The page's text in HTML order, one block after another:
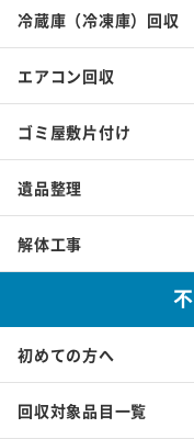
冷蔵庫（冷凍庫）回収
エアコン回収
ゴミ屋敷片付け
遺品整理
解体工事
初めての方へ
回収対象品目一覧